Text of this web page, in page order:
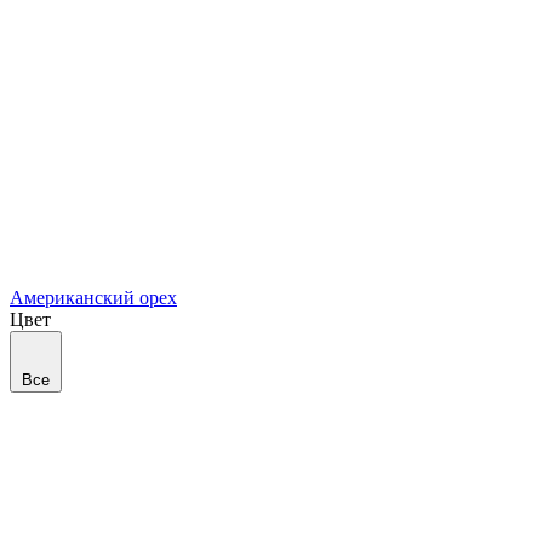
Американский орех
Цвет
Все